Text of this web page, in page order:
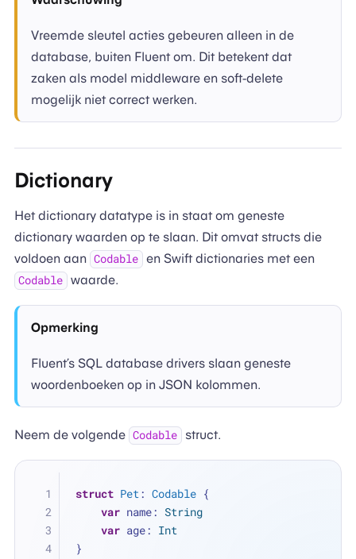
Vreemde sleutel acties gebeuren alleen in de
database, buiten Fluent om. Dit betekent dat
zaken als model middleware en soft-delete
mogelijk niet correct werken.
Dictionary
Het dictionary datatype is in staat om geneste
dictionary waarden op te slaan. Dit omvat structs die
voldoen aan Codable en Swift dictionaries met een
Codable waarde.
Opmerking
Fluent’s SQL database drivers slaan geneste
woordenboeken op in JSON kolommen.
Neem de volgende Codable struct.
struct Pet: Codable {
var name: String
var age: Int
}